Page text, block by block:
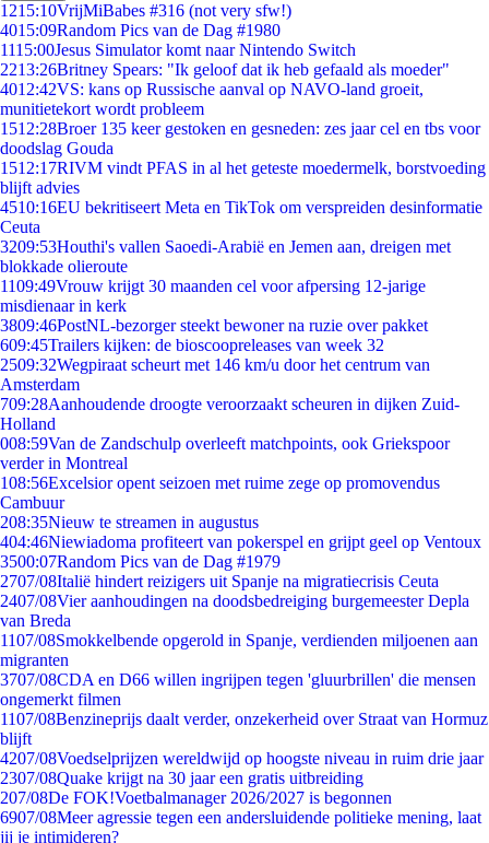
1215:10VrijMiBabes #316 (not very sfw!)
4015:09Random Pics van de Dag #1980
1115:00Jesus Simulator komt naar Nintendo Switch
2213:26Britney Spears: "Ik geloof dat ik heb gefaald als moeder"
4012:42VS: kans op Russische aanval op NAVO-land groeit,
munitietekort wordt probleem
1512:28Broer 135 keer gestoken en gesneden: zes jaar cel en tbs voor
doodslag Gouda
1512:17RIVM vindt PFAS in al het geteste moedermelk, borstvoeding
blijft advies
4510:16EU bekritiseert Meta en TikTok om verspreiden desinformatie
Ceuta
3209:53Houthi's vallen Saoedi-Arabië en Jemen aan, dreigen met
blokkade olieroute
1109:49Vrouw krijgt 30 maanden cel voor afpersing 12-jarige
misdienaar in kerk
3809:46PostNL-bezorger steekt bewoner na ruzie over pakket
609:45Trailers kijken: de bioscoopreleases van week 32
2509:32Wegpiraat scheurt met 146 km/u door het centrum van
Amsterdam
709:28Aanhoudende droogte veroorzaakt scheuren in dijken Zuid-
Holland
008:59Van de Zandschulp overleeft matchpoints, ook Griekspoor
verder in Montreal
108:56Excelsior opent seizoen met ruime zege op promovendus
Cambuur
208:35Nieuw te streamen in augustus
404:46Niewiadoma profiteert van pokerspel en grijpt geel op Ventoux
3500:07Random Pics van de Dag #1979
2707/08Italië hindert reizigers uit Spanje na migratiecrisis Ceuta
2407/08Vier aanhoudingen na doodsbedreiging burgemeester Depla
van Breda
1107/08Smokkelbende opgerold in Spanje, verdienden miljoenen aan
migranten
3707/08CDA en D66 willen ingrijpen tegen 'gluurbrillen' die mensen
ongemerkt filmen
1107/08Benzineprijs daalt verder, onzekerheid over Straat van Hormuz
blijft
4207/08Voedselprijzen wereldwijd op hoogste niveau in ruim drie jaar
2307/08Quake krijgt na 30 jaar een gratis uitbreiding
207/08De FOK!Voetbalmanager 2026/2027 is begonnen
6907/08Meer agressie tegen een andersluidende politieke mening, laat
jij je intimideren?